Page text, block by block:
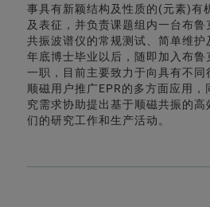
事具有新颖结构及性质的(元素)有
及表征，并负责课题组内一台布
共振波谱仪的常规测试、简单维
年底博士毕业以后，随即加入布鲁
一职，目前主要致力于向具有不同
顺磁用户推广EPR的多方面应用
究需求协助提出基于顺磁共振的
们的研究工作和生产活动。